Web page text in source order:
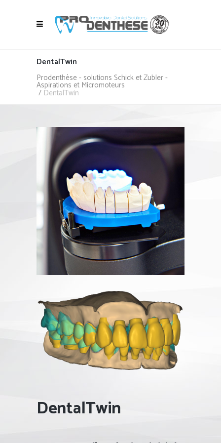
DentalTwin
Prodenthèse - solutions Schick et Zubler -
Aspirations et Micromoteurs
/ DentalTwin
DentalTwin